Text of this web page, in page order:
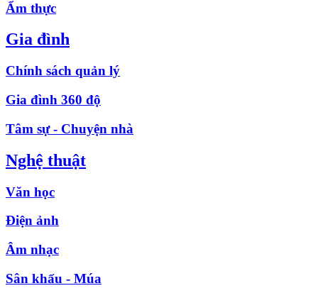
Ẩm thực
Gia đình
Chính sách quản lý
Gia đình 360 độ
Tâm sự - Chuyện nhà
Nghệ thuật
Văn học
Điện ảnh
Âm nhạc
Sân khấu - Múa